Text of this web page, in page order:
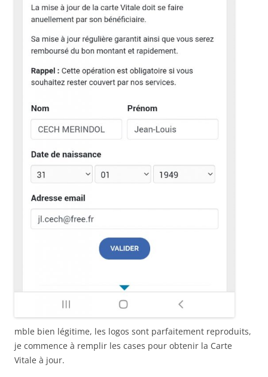
mble bien légitime, les logos sont parfaitement reproduits,
je commence à remplir les cases pour obtenir la Carte
Vitale à jour.